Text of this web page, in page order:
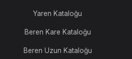
Yaren Kataloğu
Beren Kare Kataloğu
Beren Uzun Kataloğu